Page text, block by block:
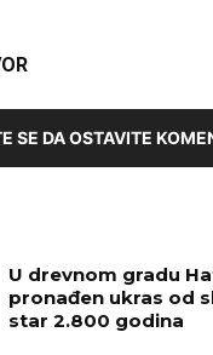
SE DA OSTAVITE
U drevnom gradu
pronađen ukras od
star 2.800 godina